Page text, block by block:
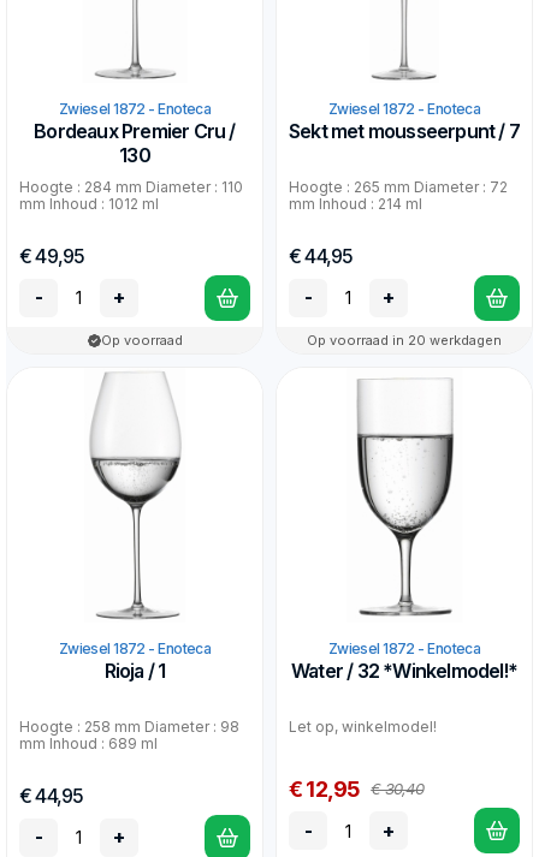
Zwiesel 1872 - Enoteca
Bordeaux Premier Cru /
130
Hoogte : 284 mm Diameter : 110
mm Inhoud : 1012 ml
€ 49,95
-
+
Op voorraad
Zwiesel 1872 - Enoteca
Sekt met mousseerpunt / 7
Hoogte : 265 mm Diameter : 72
mm Inhoud : 214 ml
€ 44,95
-
+
Op voorraad in 20 werkdagen
Zwiesel 1872 - Enoteca
Rioja / 1
Hoogte : 258 mm Diameter : 98
mm Inhoud : 689 ml
€ 44,95
-
+
Zwiesel 1872 - Enoteca
Water / 32 *Winkelmodel!*
Let op, winkelmodel!
€ 12,95 € 30,40
- +